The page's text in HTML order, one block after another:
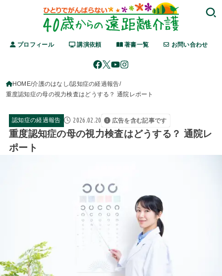
プロフィール 講演依頼 著書一覧 お問い合わせ
HOME 介護のはなし 認知症の経過報告
重度認知症の母の視力検査はどうする？ 通院レポート
認知症の経過報告 2026.02.20 広告を含む記事です
重度認知症の母の視力検査はどうする？ 通院レ
ポート